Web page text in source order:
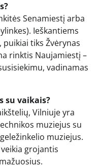
Senamiestį arba
Ieškantiems
tiks Žvėrynas
rinktis Naujamiestį –
vadinamas
su vaikais?
Vilniuje yra
muziejus su
muziejus.
grojantis